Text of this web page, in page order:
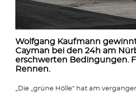
Wolfgang Kaufmann
Cayman bei den 24h am
erschwerten Bedingungen.
Rennen.
„Die „grüne Hölle“ hat am